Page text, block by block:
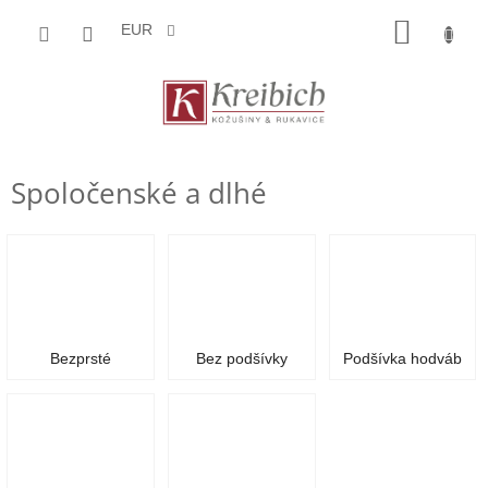
EUR
Spoločenské a dlhé
Bezprsté Bez podšívky Podšívka hodváb